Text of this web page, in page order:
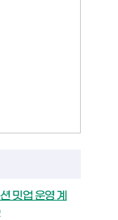
밋업 운영 계